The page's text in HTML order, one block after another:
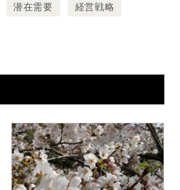
潜在需要 経営戦略